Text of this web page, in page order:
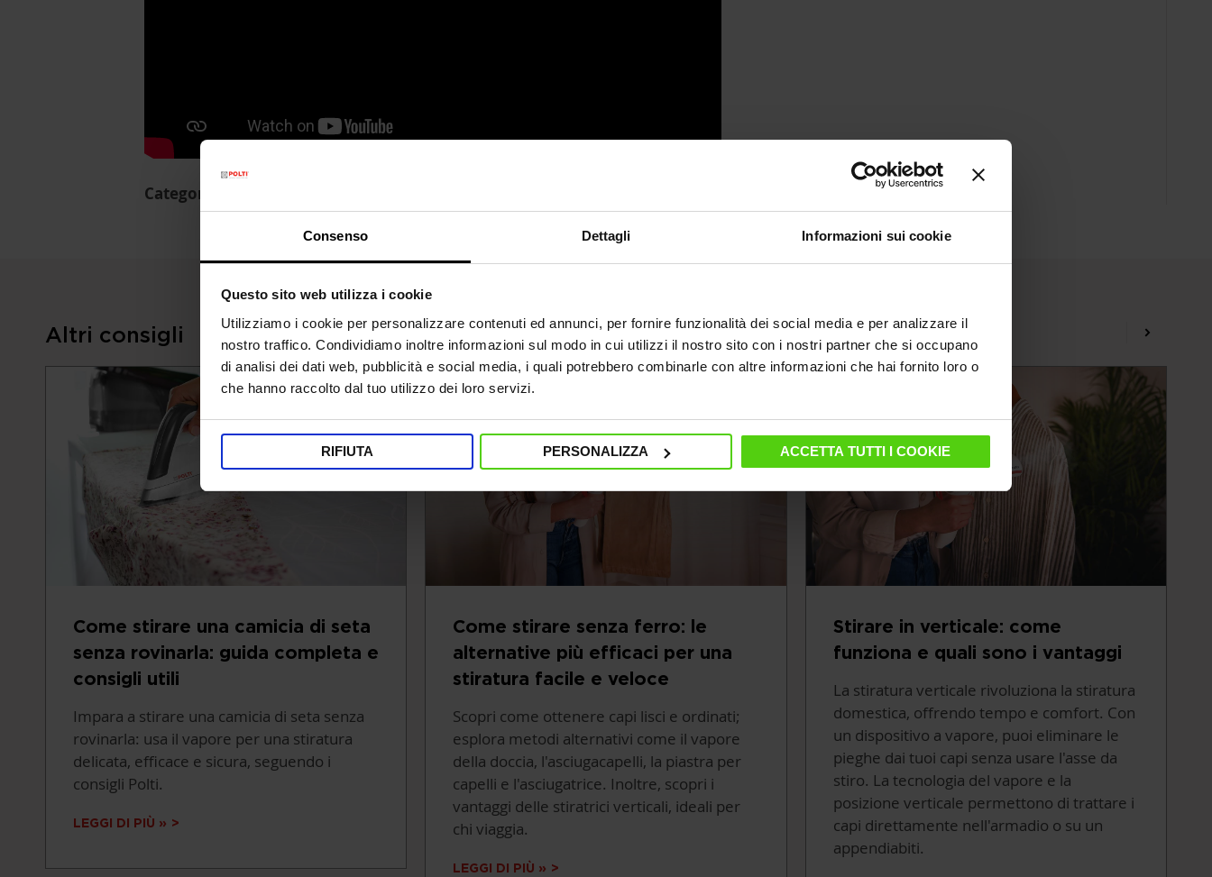
Consenso Dettagli Informazioni sui cookie
Questo sito web utilizza i cookie
Utilizziamo i cookie per personalizzare contenuti ed annunci, per fornire funzionalità dei social media e per analizzare il
nostro traffico. Condividiamo inoltre informazioni sul modo in cui utilizzi il nostro sito con i nostri partner che si occupano
di analisi dei dati web, pubblicità e social media, i quali potrebbero combinarle con altre informazioni che hai fornito loro o
che hanno raccolto dal tuo utilizzo dei loro servizi.
RIFIUTA PERSONALIZZA ACCETTA TUTTI I COOKIE
Categorie:
Altri consigli
Come stirare una camicia di seta
senza rovinarla: guida completa e
consigli utili
Impara a stirare una camicia di seta senza
rovinarla: usa il vapore per una stiratura
delicata, efficace e sicura, seguendo i
consigli Polti.
LEGGI DI PIÙ »
Come stirare senza ferro: le
alternative più efficaci per una
stiratura facile e veloce
Scopri come ottenere capi lisci e ordinati;
esplora metodi alternativi come il vapore
della doccia, l'asciugacapelli, la piastra per
capelli e l'asciugatrice. Inoltre, scopri i
vantaggi delle stiratrici verticali, ideali per
chi viaggia.
LEGGI DI PIÙ »
Stirare in verticale: come
funziona e quali sono i vantaggi
La stiratura verticale rivoluziona la stiratura
domestica, offrendo tempo e comfort. Con
un dispositivo a vapore, puoi eliminare le
pieghe dai tuoi capi senza usare l'asse da
stiro. La tecnologia del vapore e la
posizione verticale permettono di trattare i
capi direttamente nell'armadio o su un
appendiabiti.